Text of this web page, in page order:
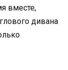
вместе,
дивана